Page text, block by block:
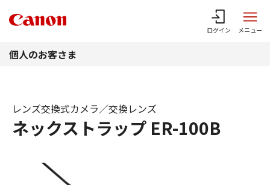
ログイン メニュー
個人のお客さま
ネックストラップ ER-100B
レンズ交換式カメラ／交換レンズ